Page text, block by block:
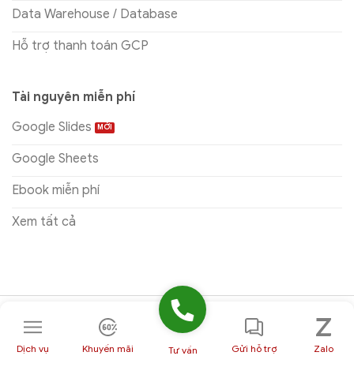
Data Warehouse / Database
Hỗ trợ thanh toán GCP
Tài nguyên miễn phí
Google Slides
Google Sheets
Ebook miễn phí
Xem tất cả
Dịch vụ Khuyến mãi Tư vấn Gửi hỗ trợ Zalo